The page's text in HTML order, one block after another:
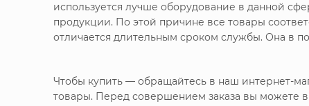
используется лучше оборудование в данной
продукции. По этой причине все товары
отличается длительным сроком службы. Она в
Чтобы купить — обращайтесь в наш интернет-
товары. Перед совершением заказа вы можете